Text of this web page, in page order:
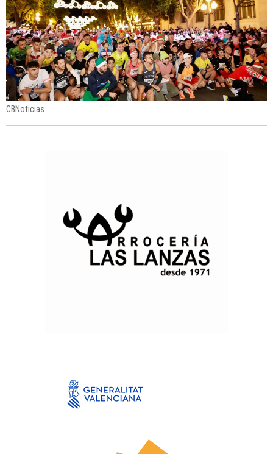
CBNoticias